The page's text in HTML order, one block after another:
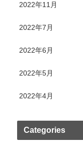
2022年11月
2022年7月
2022年6月
2022年5月
2022年4月
Categories